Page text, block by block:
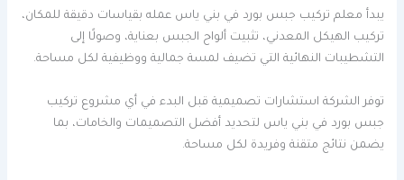
يبدأ معلم تركيب جبس بورد في بني ياس عمله بقياسات دقيقة للمكان،
تركيب الهيكل المعدني، تثبيت ألواح الجبس بعناية، وصولًا إلى
التشطيبات النهائية التي تضيف لمسة جمالية ووظيفية لكل مساحة.
توفر الشركة استشارات تصميمية قبل البدء في أي مشروع تركيب
جبس بورد في بني ياس لتحديد أفضل التصميمات والخامات، بما
يضمن نتائج متقنة وفريدة لكل مساحة.